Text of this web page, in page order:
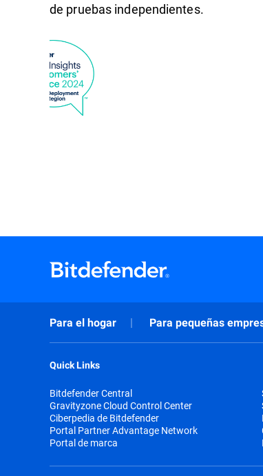
de pruebas independientes.
Para el hogar Para pequeñas
Quick Links
Bitdefender Central
Gravityzone Cloud Control Center
Ciberpedia de Bitdefender
Portal Partner Advantage Network
Portal de marca